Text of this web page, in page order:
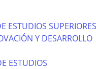
ESTUDIOS SUPERIORES
Y DESARROLLO
ESTUDIOS